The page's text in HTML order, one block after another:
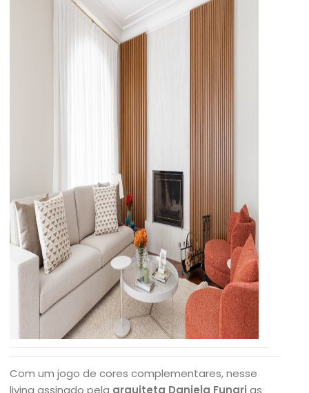
Com um jogo de cores complementares, nesse
living assinado pela arquiteta Daniela Funari as